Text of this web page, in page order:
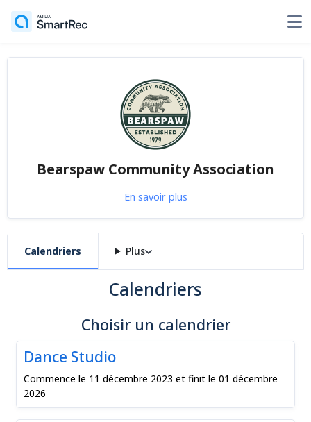
Bearspaw Community Association
En savoir plus
Calendriers Plus
Calendriers
Choisir un calendrier
Dance Studio
Commence le 11 décembre 2023 et finit le 01 décembre
2026